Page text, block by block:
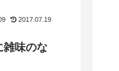
2017.07.19
味のな